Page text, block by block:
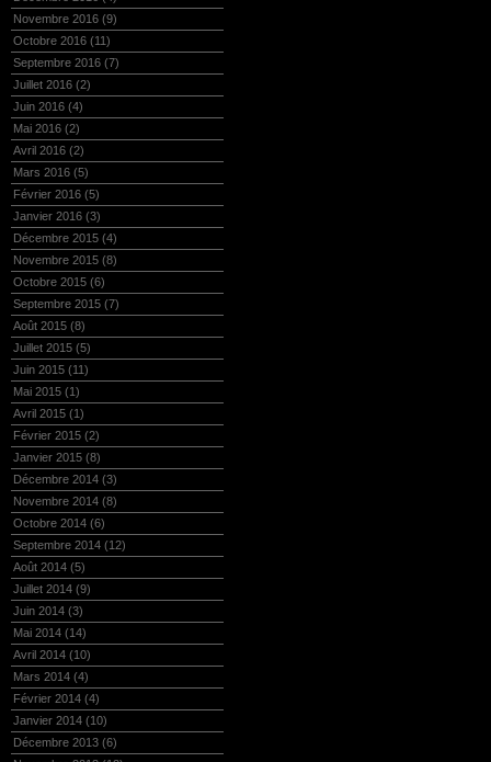
Novembre 2016 (9)
Octobre 2016 (11)
Septembre 2016 (7)
Juillet 2016 (2)
Juin 2016 (4)
Mai 2016 (2)
Avril 2016 (2)
Mars 2016 (5)
Février 2016 (5)
Janvier 2016 (3)
Décembre 2015 (4)
Novembre 2015 (8)
Octobre 2015 (6)
Septembre 2015 (7)
Août 2015 (8)
Juillet 2015 (5)
Juin 2015 (11)
Mai 2015 (1)
Avril 2015 (1)
Février 2015 (2)
Janvier 2015 (8)
Décembre 2014 (3)
Novembre 2014 (8)
Octobre 2014 (6)
Septembre 2014 (12)
Août 2014 (5)
Juillet 2014 (9)
Juin 2014 (3)
Mai 2014 (14)
Avril 2014 (10)
Mars 2014 (4)
Février 2014 (4)
Janvier 2014 (10)
Décembre 2013 (6)